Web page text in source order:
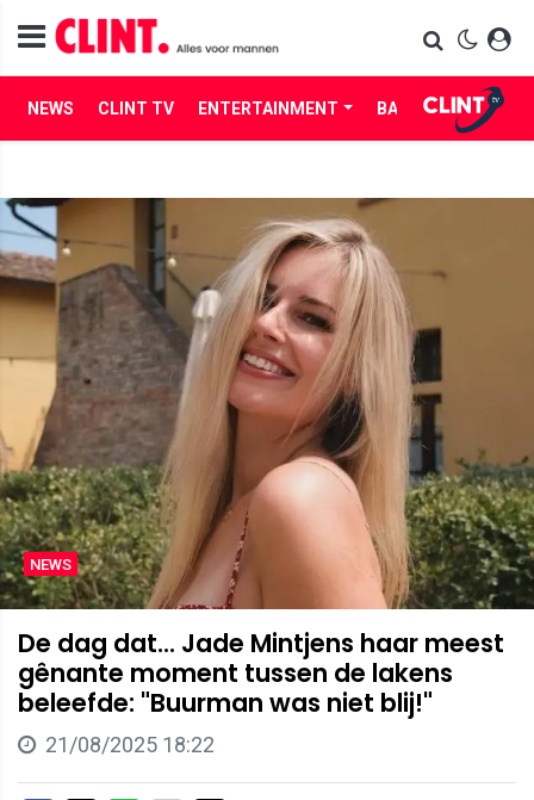
NEWS CLINT TV ENTERTAINMENT BABES LIFE
NEWS
De dag dat... Jade Mintjens haar meest
gênante moment tussen de lakens
beleefde: "Buurman was niet blij!"
21/08/2025 18:22